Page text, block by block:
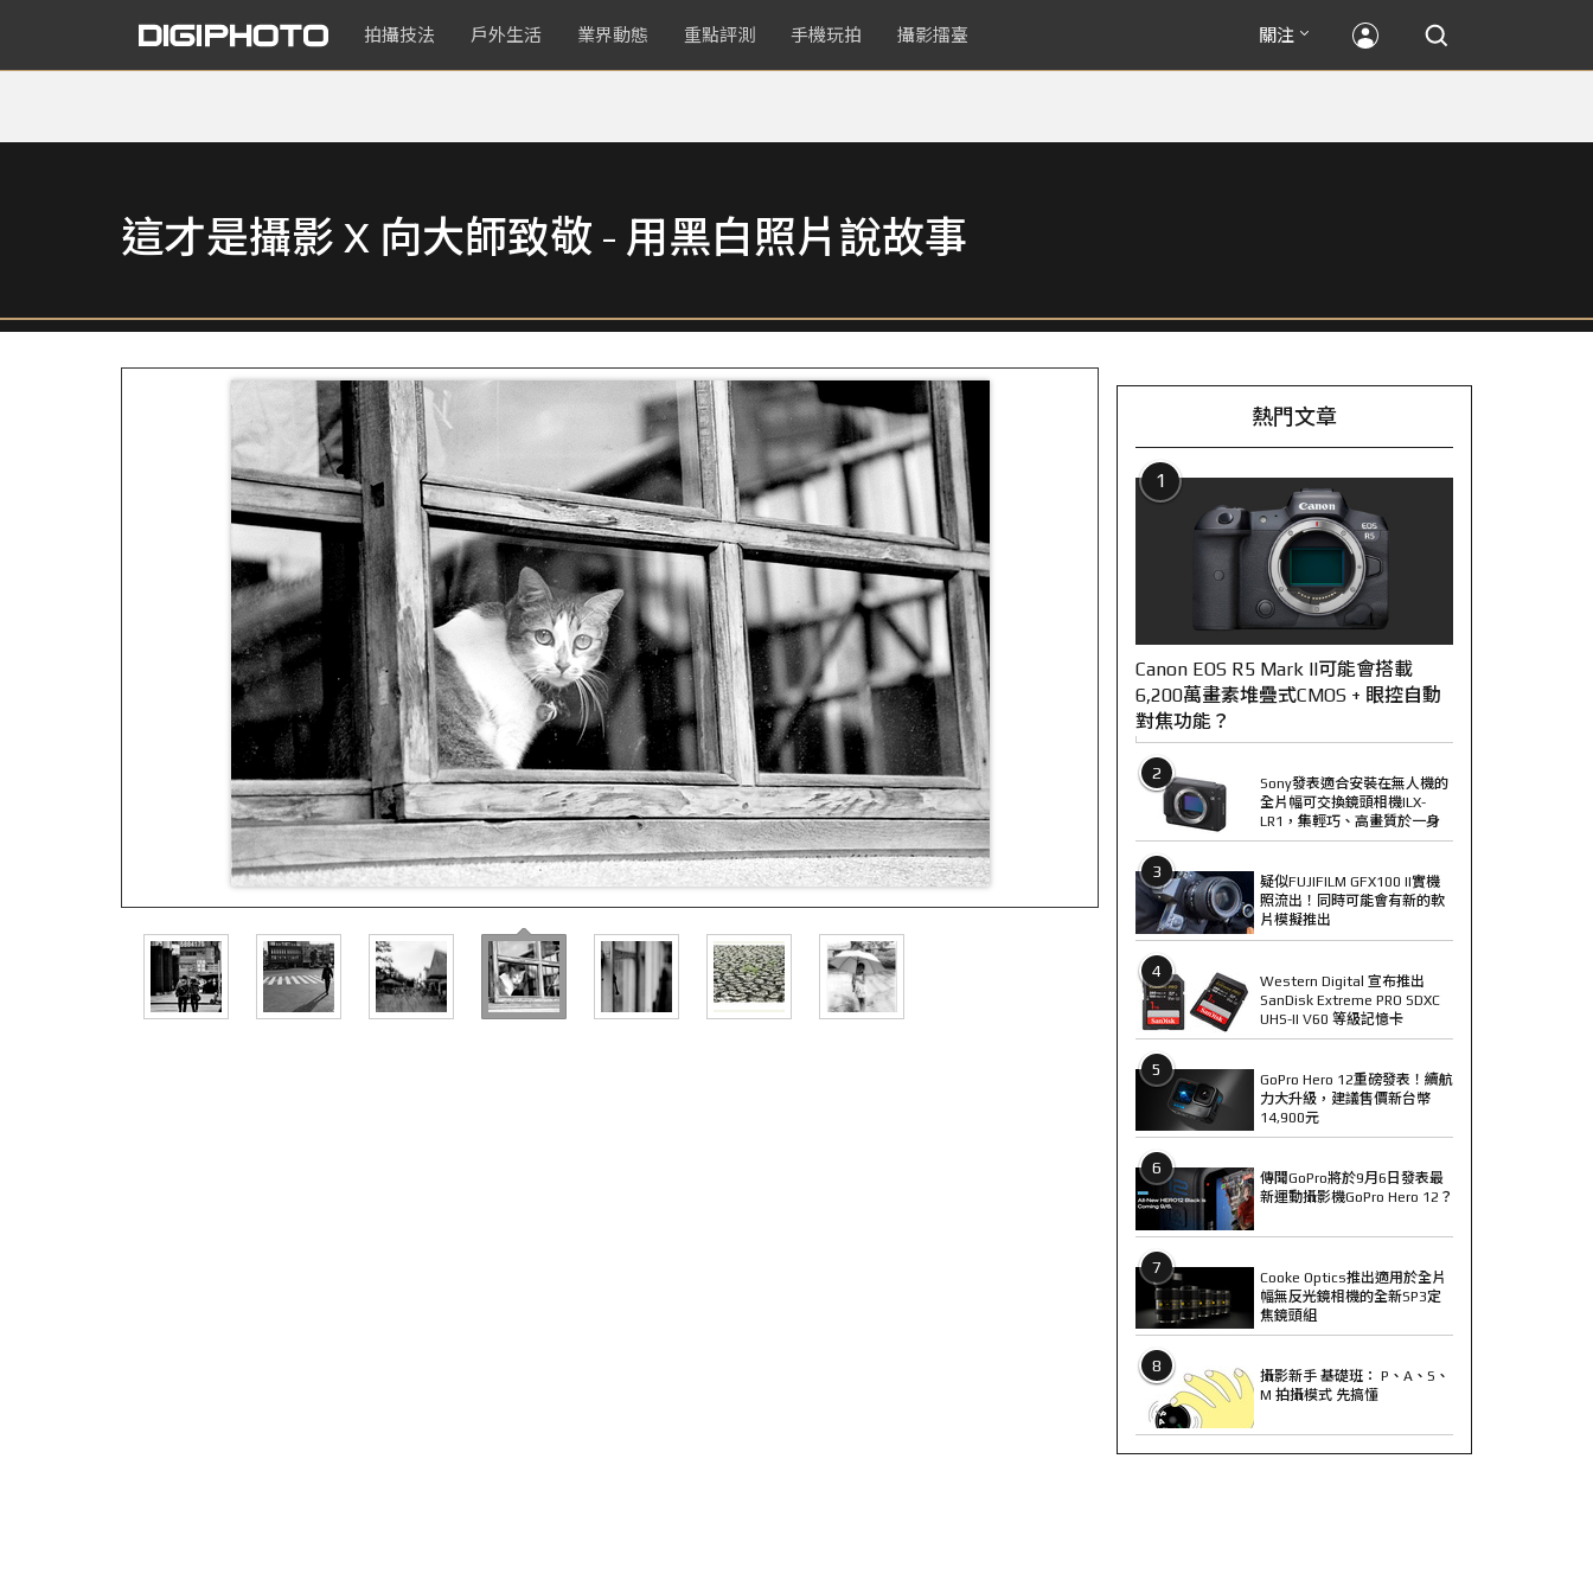
拍攝技法 戶外生活 業界動態 重點評測 手機玩拍 攝影擂臺 關注
這才是攝影 X 向大師致敬 - 用黑白照片說故事
熱門文章
1
Canon EOS R5 Mark II可能會搭載
6,200萬畫素堆疊式CMOS + 眼控自動
對焦功能？
2
Sony發表適合安裝在無人機的
全片幅可交換鏡頭相機ILX-
LR1，集輕巧、高畫質於一身
3
疑似FUJIFILM GFX100 II實機
照流出！同時可能會有新的軟
片模擬推出
4
Western Digital 宣布推出
SanDisk Extreme PRO SDXC
UHS-II V60 等級記憶卡
5
GoPro Hero 12重磅發表！續航
力大升級，建議售價新台幣
14,900元
6
傳聞GoPro將於9月6日發表最
新運動攝影機GoPro Hero 12？
7
Cooke Optics推出適用於全片
幅無反光鏡相機的全新SP3定
焦鏡頭組
8
攝影新手 基礎班： P、A、S、
M 拍攝模式 先搞懂